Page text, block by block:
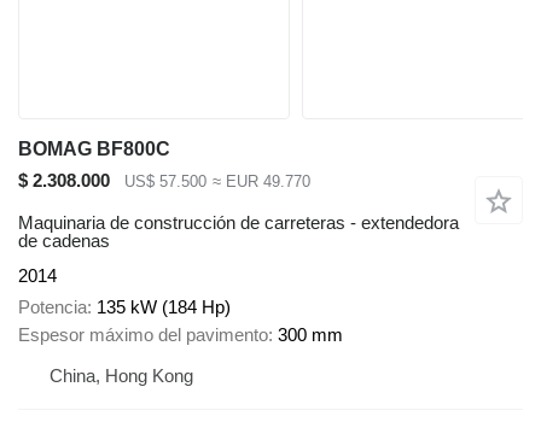
BOMAG BF800C
$ 2.308.000
US$ 57.500 ≈ EUR 49.770
Maquinaria de construcción de carreteras - extendedora
de cadenas
2014
Potencia 135 kW (184 Hp)
Espesor máximo del pavimento 300 mm
China, Hong Kong